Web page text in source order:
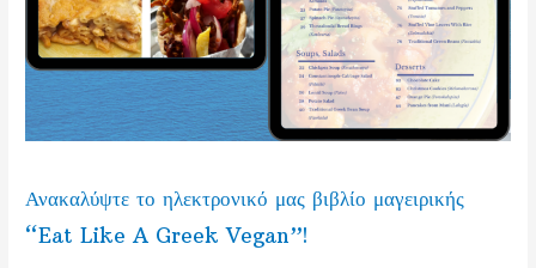
Ανακαλύψτε το ηλεκτρονικό μας βιβλίο μαγειρικής
“Eat Like A Greek Vegan”!